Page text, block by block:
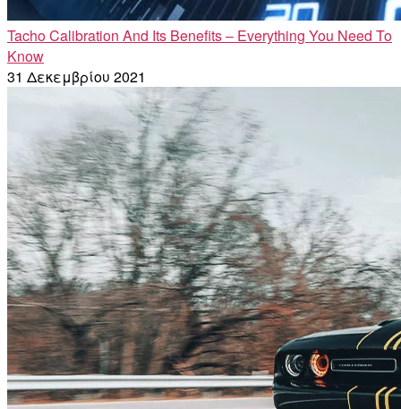
Tacho Calibration And Its Benefits – Everything You Need To
Know
31 Δεκεμβρίου 2021